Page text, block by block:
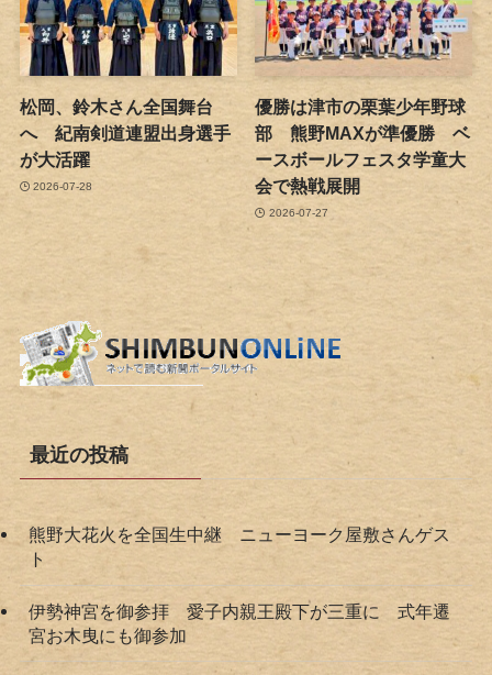
松岡、鈴木さん全国舞台
へ 紀南剣道連盟出身選手
が大活躍
2026-07-28
優勝は津市の栗葉少年野球
部 熊野MAXが準優勝 ベ
ースボールフェスタ学童大
会で熱戦展開
2026-07-27
最近の投稿
熊野大花火を全国生中継 ニューヨーク屋敷さんゲス
ト
伊勢神宮を御参拝 愛子内親王殿下が三重に 式年遷
宮お木曳にも御参加